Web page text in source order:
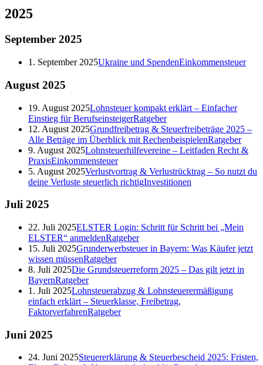
2025
September 2025
1. September 2025Ukraine und SpendenEinkommensteuer
August 2025
19. August 2025Lohnsteuer kompakt erklärt – Einfacher
Einstieg für BerufseinsteigerRatgeber
12. August 2025Grundfreibetrag & Steuerfreibeträge 2025 –
Alle Beträge im Überblick mit RechenbeispielenRatgeber
9. August 2025Lohnsteuerhilfevereine – Leitfaden Recht &
PraxisEinkommensteuer
5. August 2025Verlustvortrag & Verlustrücktrag – So nutzt du
deine Verluste steuerlich richtigInvestitionen
Juli 2025
22. Juli 2025ELSTER Login: Schritt für Schritt bei „Mein
ELSTER“ anmeldenRatgeber
15. Juli 2025Grunderwerbsteuer in Bayern: Was Käufer jetzt
wissen müssenRatgeber
8. Juli 2025Die Grundsteuerreform 2025 – Das gilt jetzt in
BayernRatgeber
1. Juli 2025Lohnsteuerabzug & Lohnsteuerermäßigung
einfach erklärt – Steuerklasse, Freibetrag,
FaktorverfahrenRatgeber
Juni 2025
24. Juni 2025Steuererklärung & Steuerbescheid 2025: Fristen,